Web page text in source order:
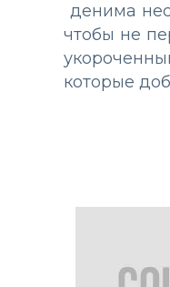
денима
чтобы не
которые